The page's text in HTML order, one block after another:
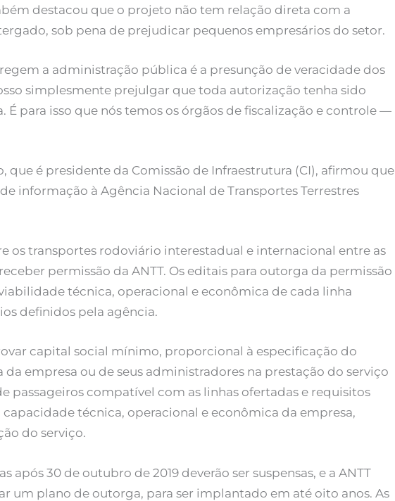
destacou que o projeto não tem relação direta com a
sob pena de prejudicar pequenos empresários do setor.
a administração pública é a presunção de veracidade dos
simplesmente prejulgar que toda autorização tenha sido
É para isso que nós temos os órgãos de fiscalização e controle —
que é presidente da Comissão de Infraestrutura (CI), afirmou que
informação à Agência Nacional de Transportes Terrestres
os transportes rodoviário interestadual e internacional entre as
permissão da ANTT. Os editais para outorga da permissão
técnica, operacional e econômica de cada linha
definidos pela agência.
capital social mínimo, proporcional à especificação do
da empresa ou de seus administradores na prestação do serviço
passageiros compatível com as linhas ofertadas e requisitos
capacidade técnica, operacional e econômica da empresa,
do serviço.
após 30 de outubro de 2019 deverão ser suspensas, e a ANTT
um plano de outorga, para ser implantado em até oito anos. As